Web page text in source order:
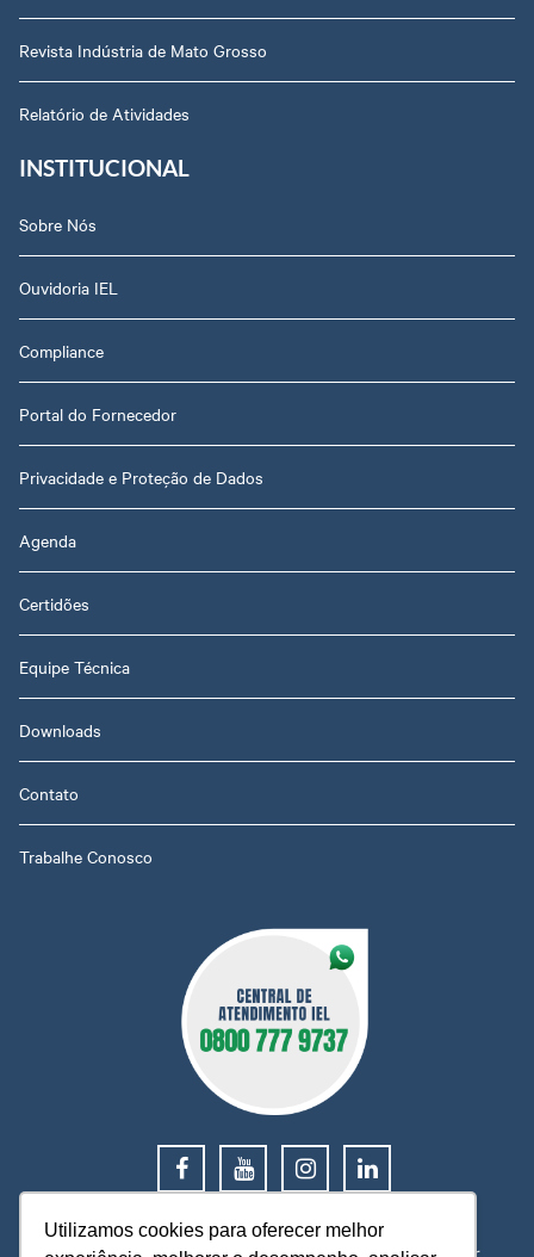
Utilizamos cookies para oferecer melhor
Revista Indústria de Mato Grosso
Relatório de Atividades
INSTITUCIONAL
Sobre Nós
Ouvidoria IEL
Compliance
Portal do Fornecedor
Privacidade e Proteção de Dados
Agenda
Certidões
Equipe Técnica
Downloads
Contato
Trabalhe Conosco
0800 777 9737
O IEL MT está a sua disposição, pronto para esclarecer